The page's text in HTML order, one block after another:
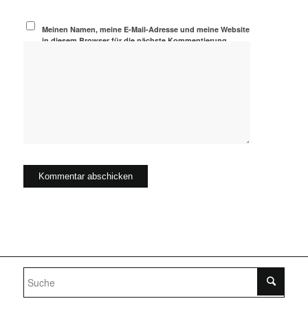
Meinen Namen, meine E-Mail-Adresse und meine Website
in diesem Browser für die nächste Kommentierung